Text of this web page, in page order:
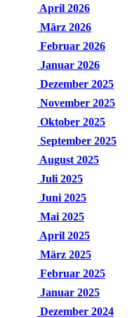
April 2026
März 2026
Februar 2026
Januar 2026
Dezember 2025
November 2025
Oktober 2025
September 2025
August 2025
Juli 2025
Juni 2025
Mai 2025
April 2025
März 2025
Februar 2025
Januar 2025
Dezember 2024